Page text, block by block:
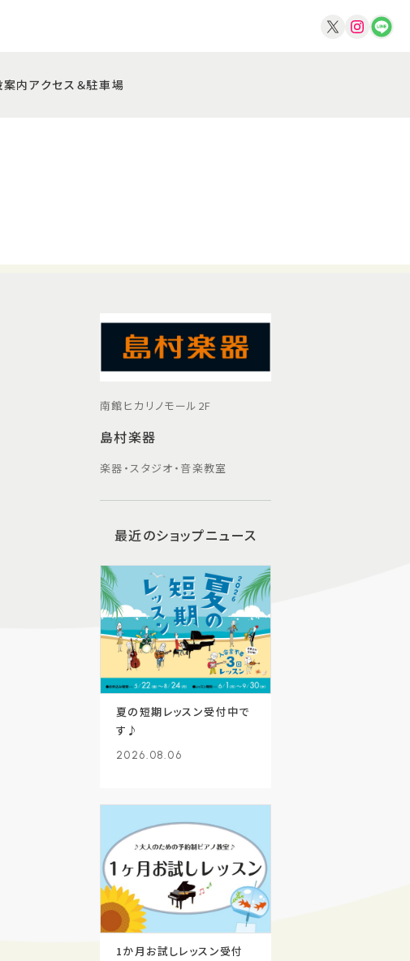
内アクセス＆駐車場
南館ヒカリノモール2F
島村楽器
楽器・スタジオ・音楽教室
最近のショップニュース
夏の短期レッスン受付中で
す♪
2026.08.06
1か月お試しレッスン受付